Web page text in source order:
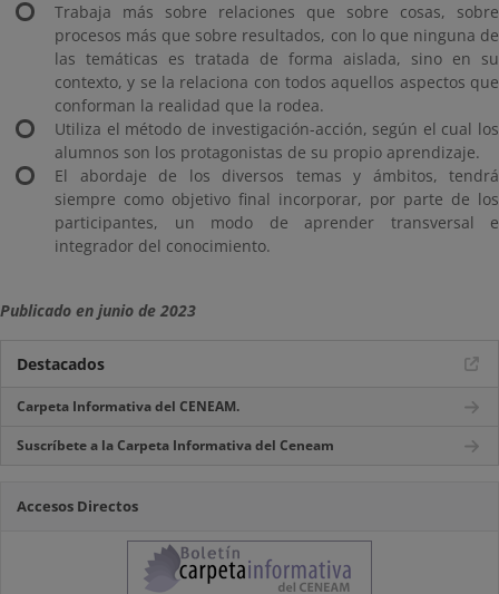
Trabaja más sobre relaciones que sobre cosas, sobre
procesos más que sobre resultados, con lo que ninguna de
las temáticas es tratada de forma aislada, sino en su
contexto, y se la relaciona con todos aquellos aspectos que
conforman la realidad que la rodea.
Utiliza el método de investigación-acción, según el cual los
alumnos son los protagonistas de su propio aprendizaje.
El abordaje de los diversos temas y ámbitos, tendrá
siempre como objetivo final incorporar, por parte de los
participantes, un modo de aprender transversal e
integrador del conocimiento.
Publicado en junio de 2023
Destacados
Carpeta Informativa del CENEAM.
Suscríbete a la Carpeta Informativa del Ceneam
Accesos Directos